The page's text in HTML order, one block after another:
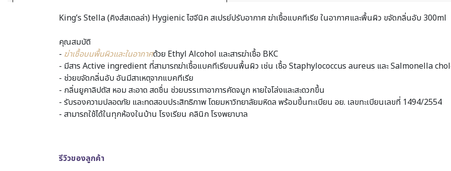
King’s Stella (คิงส์สเตลล่า) Hygienic ไฮจีนิค สเปรย์ปรับอากาศ ฆ่าเชื้อแบคทีเรีย ในอากาศและพื้นผิว ขจัดกลิ่นอับ 300ml
คุณสมบัติ
- ฆ่าเชื้อบนพื้นผิวและในอากาศด้วย Ethyl Alcohol และสารฆ่าเชื้อ BKC
- มีสาร Active ingredient ที่สามารถฆ่าเชื้อแบคทีเรียบนพื้นผิว เช่น เชื้อ Staphylococcus aureus และ Salmonella
- ช่วยขจัดกลิ่นอับ อันมีสาเหตุจากแบคทีเรีย
- กลิ่นยูคาลิปตัส หอม สะอาด สดชื่น ช่วยบรรเทาอาการคัดจมูก หายใจโล่งและสะดวกขึ้น
- รับรองความปลอดภัย และทดสอบประสิทธิภาพ โดยมหาวิทยาลัยมหิดล พร้อมขึ้นทะเบียน อย. เลขทะเบียนเลขที่ 1494/2554
- สามารถใช้ได้ในทุกห้องในบ้าน โรงเรียน คลินิก โรงพยาบาล
รีวิวของลูกค้า